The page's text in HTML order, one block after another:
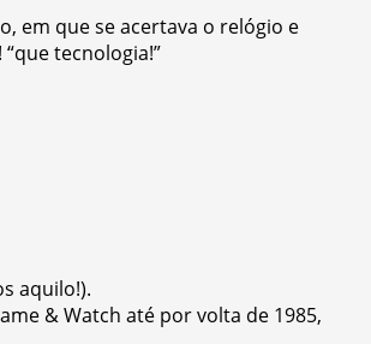
em que se acertava o relógio e
tecnologia!”
aquilo!).
& Watch até por volta de 1985,